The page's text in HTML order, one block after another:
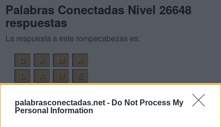
palabrasconectadas.net - Do Not Process My
Personal Information
Palabras Conectadas Nivel 26648
respuestas
La respuesta a este rompecabezas es:
D
A M
A
L
A M
E
M
A L
A